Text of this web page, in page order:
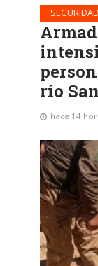
SEGURIDAD
río
hace 14